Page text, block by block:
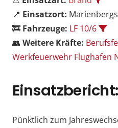
📍 Einsatzort:
🚒 Fahrzeuge: LF 10/6
👥 Weitere Kräfte:
Werkfeuerwehr Flughafen
Einsatzbericht:
Pünktlich zum